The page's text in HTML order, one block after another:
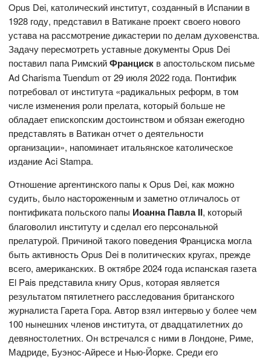
Opus Dei, католический институт, созданный в Испании в
1928 году, представил в Ватикане проект своего нового
устава на рассмотрение дикастерии по делам духовенства.
Задачу пересмотреть уставные документы Opus Dei
поставил папа РимскийФранциск в апостольском письме
Ad Charisma Tuendum от 29 июля 2022 года. Понтифик
потребовал от института «радикальных реформ, в том
числе изменения роли прелата, который больше не
обладает епископским достоинством и обязан ежегодно
представлять в Ватикан отчет о деятельности
организации», напоминает итальянское католическое
издание Aci Stampa.
Отношение аргентинского папы к Opus Dei, как можно
судить, было настороженным и заметно отличалось от
понтификата польского папы Иоанна ПавлаII, который
благоволил институту и сделал его персональной
прелатурой. Причиной такого поведения Франциска могла
быть активность Opus Dei в политических кругах, прежде
всего, американских. В октябре 2024 года испанская газета
El Pais представила книгу Opus, которая является
результатом пятилетнего расследования британского
журналиста Гарета Гора. Автор взял интервью у более чем
100 нынешних членов института, от двадцатилетних до
девяностолетних. Он встречался с ними в Лондоне, Риме,
Мадриде, Буэнос-Айресе и Нью-Йорке. Среди его